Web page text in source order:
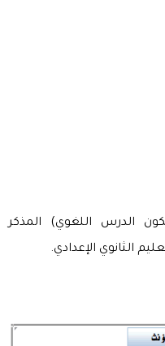
الدرس اللغوي) المذكر
الثانوي الإعدادي.